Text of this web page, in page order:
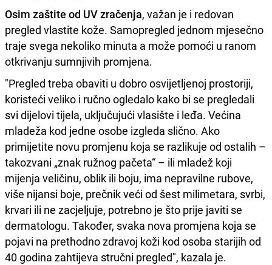
Osim zaštite od UV zračenja, važan je i redovan
pregled vlastite kože. Samopregled jednom mjesečno
traje svega nekoliko minuta a može pomoći u ranom
otkrivanju sumnjivih promjena.
"Pregled treba obaviti u dobro osvijetljenoj prostoriji,
koristeći veliko i ručno ogledalo kako bi se pregledali
svi dijelovi tijela, uključujući vlasište i leđa. Većina
mladeža kod jedne osobe izgleda slično. Ako
primijetite novu promjenu koja se razlikuje od ostalih –
takozvani „znak ružnog pačeta“ – ili mladež koji
mijenja veličinu, oblik ili boju, ima nepravilne rubove,
više nijansi boje, prečnik veći od šest milimetara, svrbi,
krvari ili ne zacjeljuje, potrebno je što prije javiti se
dermatologu. Također, svaka nova promjena koja se
pojavi na prethodno zdravoj koži kod osoba starijih od
40 godina zahtijeva stručni pregled", kazala je.